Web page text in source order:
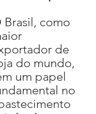
Brasil, como
de
do mundo,
um papel
no